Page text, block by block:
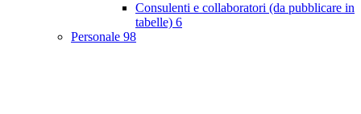
Consulenti e collaboratori (da pubblicare in
tabelle) 6
Personale 98